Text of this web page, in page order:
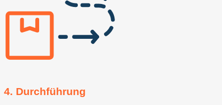
4. Durchführung